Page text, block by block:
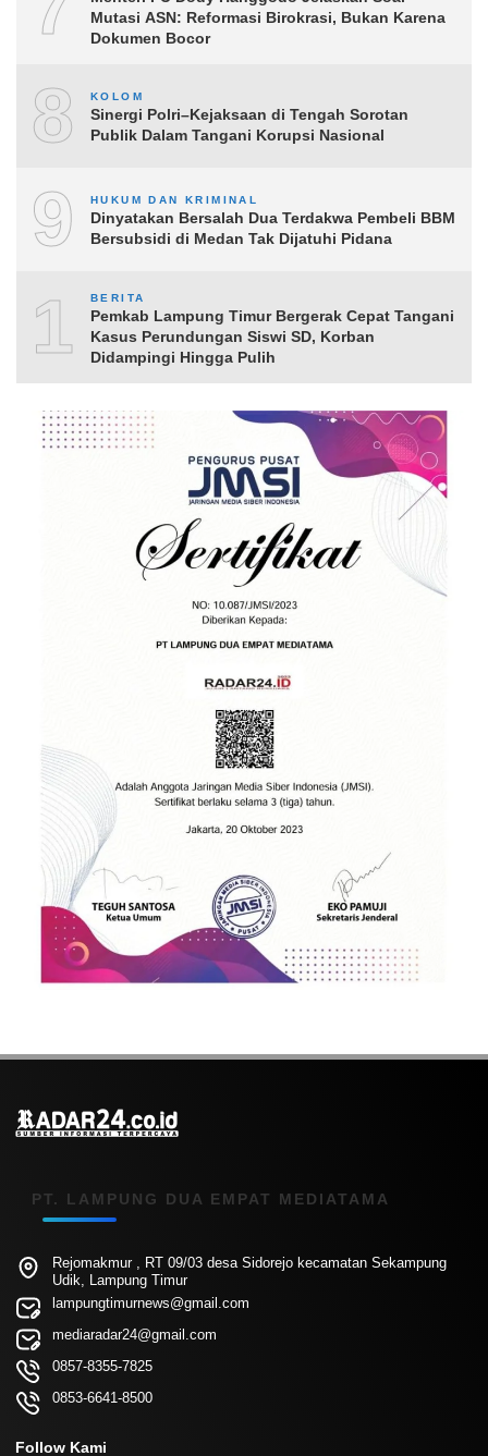
Mutasi ASN: Reformasi Birokrasi, Bukan Karena
Dokumen Bocor
8 KOLOM
Sinergi Polri–Kejaksaan di Tengah Sorotan
Publik Dalam Tangani Korupsi Nasional
9 HUKUM DAN KRIMINAL
Dinyatakan Bersalah Dua Terdakwa Pembeli BBM
Bersubsidi di Medan Tak Dijatuhi Pidana
10BERITA
Pemkab Lampung Timur Bergerak Cepat Tangani
Kasus Perundungan Siswi SD, Korban
Didampingi Hingga Pulih
PT. LAMPUNG DUA EMPAT MEDIATAMA
Rejomakmur , RT 09/03 desa Sidorejo kecamatan Sekampung
Udik, Lampung Timur
lampungtimurnews@gmail.com
mediaradar24@gmail.com
0857-8355-7825
0853-6641-8500
Follow Kami